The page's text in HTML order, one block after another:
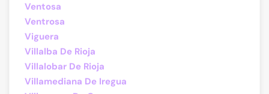
Ventosa
Ventrosa
Viguera
Villalba De Rioja
Villalobar De Rioja
Villamediana De Iregua